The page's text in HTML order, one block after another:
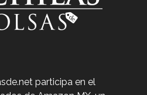
participa en el